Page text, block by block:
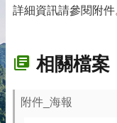
詳細資訊請參閱附件
相關檔案
附件_海報